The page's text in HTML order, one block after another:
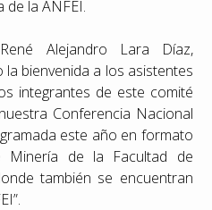
la ANFEI.
Alejandro Lara Díaz,
la bienvenida a los asistentes
integrantes de este comité
Conferencia Nacional
este año en formato
de la Facultad de
también se encuentran